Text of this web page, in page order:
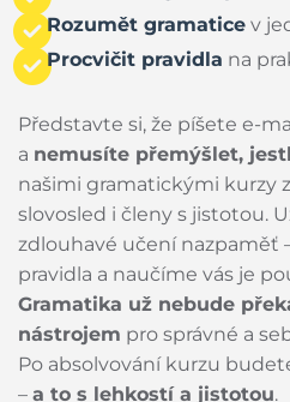
Rozumět gramatice v
Procvičit pravidla na
Představte si, že píšete e-
a nemusíte přemýšlet,
našimi gramatickými kurzy
slovosled i členy s jistotou.
zdlouhavé učení nazpaměť
pravidla a naučíme vás je
Gramatika už nebude
nástrojem pro správné a
Po absolvování kurzu
– a to s lehkostí a jistotou.